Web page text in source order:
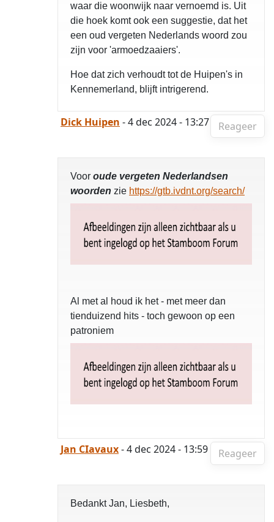
waar die woonwijk naar vernoemd is. Uit
die hoek komt ook een suggestie, dat het
een oud vergeten Nederlands woord zou
zijn voor 'armoedzaaiers'.
Hoe dat zich verhoudt tot de Huipen's in
Kennemerland, blijft intrigerend.
Reageer
Dick Huipen - 4 dec 2024 - 13:27
Voor oude vergeten Nederlandsen
woorden zie https://gtb.ivdnt.org/search/
Al met al houd ik het - met meer dan
tienduizend hits - toch gewoon op een
patroniem
Reageer
Jan CIavaux- 4 dec 2024 - 13:59
Bedankt Jan, Liesbeth,